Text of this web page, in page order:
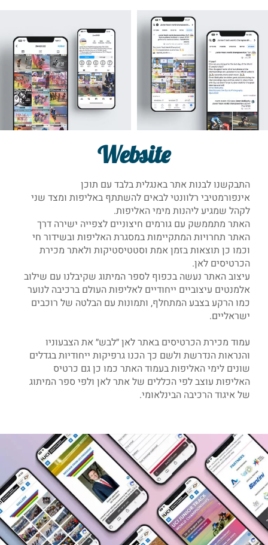
Website
התבקשנו לבנות אתר באנגלית בלבד עם תוכן
אינפורמטיבי רלוונטי לבאים להשתתף באליפות ומצד שני
לקהל שמגיע ליהנות מימי האליפות.
האתר מתממשק עם גורמים חיצוניים לצפייה ישירה דרך
האתר תחרויות המתקיימות במסגרת האליפות ובשידור חי
וכמו כן תוצאות בזמן אמת וסטטיסטיקות ולאתר מכירת
הכרטיסים לאן.
עיצוב האתר נעשה בכפוף לספר המיתוג שקיבלנו עם שילוב
אלמנטים עיצוביים ייחודיים לאליפות העולם ברכיבה לנוער
כמו הרקע בצבע המתחלף, ותמונות עם הבלטה של רוכבים
ישראליים.
עמוד מכירת הכרטיסים באתר לאן ״לבש״ את הצבעוניו
והנראות הנדרשת ולשם כך הכנו גרפיקות ייחודיות בגדלים
שונים לימי האליפות בעמוד האתר כמו כן גם כרטיס
האליפות עוצב לפי הכללים של אתר לאן ולפי ספר המיתוג
של איגוד הרכיבה הבינלאומי.